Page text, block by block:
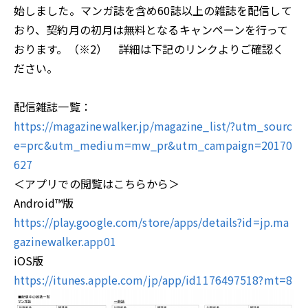
始しました。マンガ誌を含め60誌以上の雑誌を配信して
おり、契約月の初月は無料となるキャンペーンを行って
おります。（※2） 詳細は下記のリンクよりご確認く
ださい。
配信雑誌一覧：
https://magazinewalker.jp/magazine_list/?utm_sourc
e=prc&utm_medium=mw_pr&utm_campaign=20170
627
＜アプリでの閲覧はこちらから＞
Android™版
https://play.google.com/store/apps/details?id=jp.ma
gazinewalker.app01
iOS版
https://itunes.apple.com/jp/app/id1176497518?mt=8